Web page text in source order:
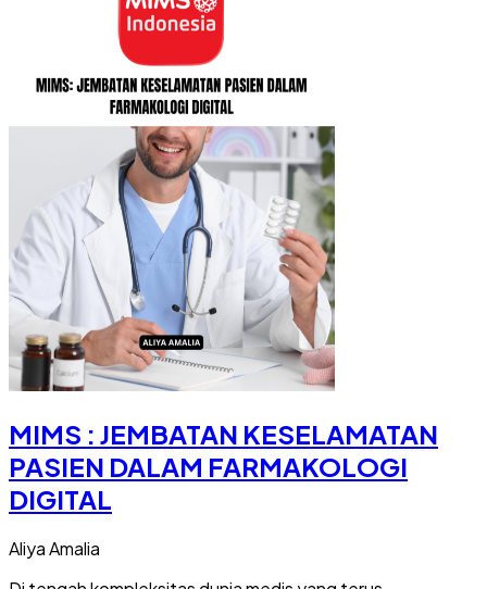
MIMS : JEMBATAN KESELAMATAN
PASIEN DALAM FARMAKOLOGI
DIGITAL
Aliya Amalia